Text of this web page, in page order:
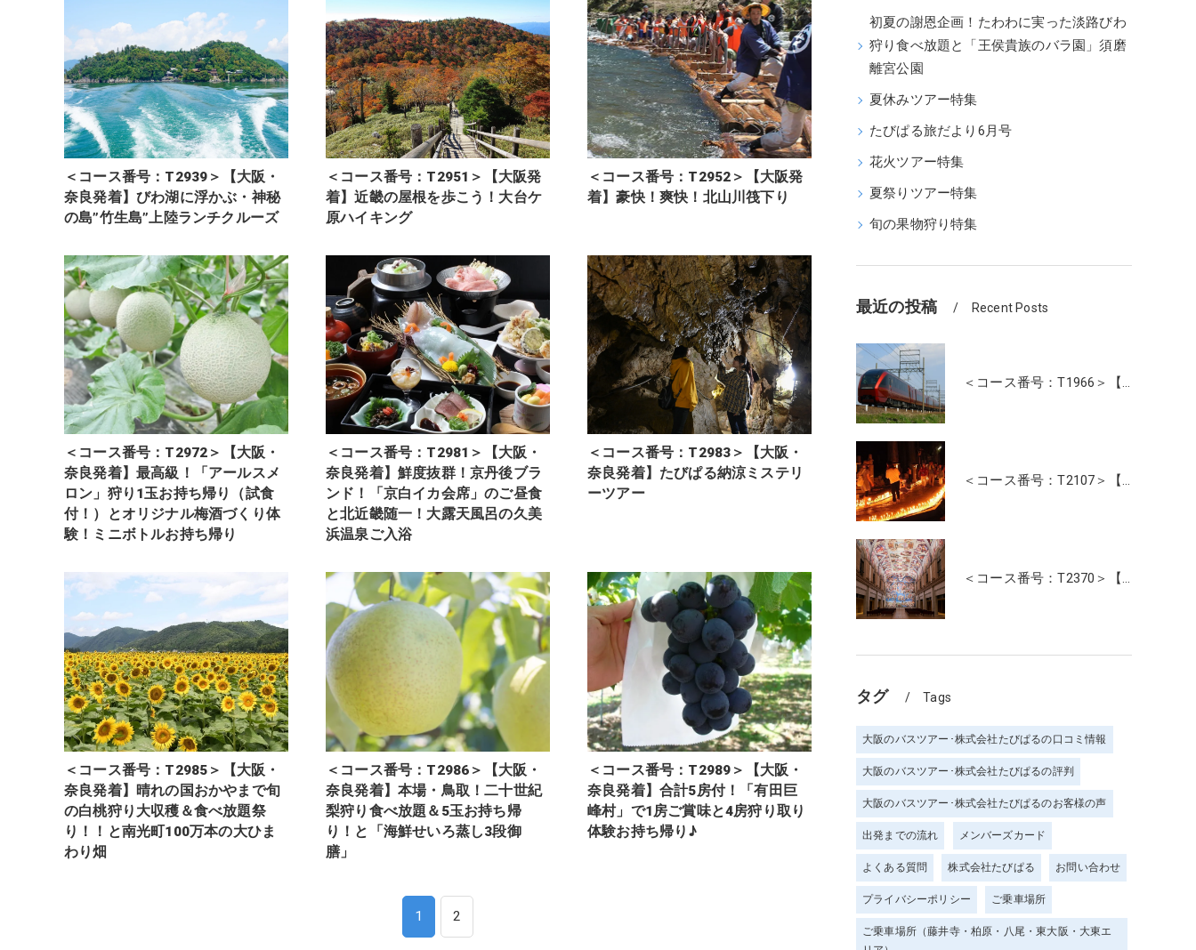
＜コース番号：T2939＞【大阪・
奈良発着】びわ湖に浮かぶ・神秘
の島”竹生島”上陸ランチクルーズ
＜コース番号：T2951＞【大阪発
着】近畿の屋根を歩こう！大台ケ
原ハイキング
＜コース番号：T2952＞【大阪発
着】豪快！爽快！北山川筏下り
＜コース番号：T2972＞【大阪・
奈良発着】最高級！「アールスメ
ロン」狩り1玉お持ち帰り（試食
付！）とオリジナル梅酒づくり体
験！ミニボトルお持ち帰り
＜コース番号：T2981＞【大阪・
奈良発着】鮮度抜群！京丹後ブラ
ンド！「京白イカ会席」のご昼食
と北近畿随一！大露天風呂の久美
浜温泉ご入浴
＜コース番号：T2983＞【大阪・
奈良発着】たびぱる納涼ミステリ
ーツアー
＜コース番号：T2985＞【大阪・
奈良発着】晴れの国おかやまで旬
の白桃狩り大収穫＆食べ放題祭
り！！と南光町100万本の大ひま
わり畑
＜コース番号：T2986＞【大阪・
奈良発着】本場・鳥取！二十世紀
梨狩り食べ放題＆5玉お持ち帰
り！と「海鮮せいろ蒸し3段御
膳」
＜コース番号：T2989＞【大阪・
奈良発着】合計5房付！「有田巨
峰村」で1房ご賞味と4房狩り取り
体験お持ち帰り♪
1 2
初夏の謝恩企画！たわわに実った淡路びわ
狩り食べ放題と「王侯貴族のバラ園」須磨
離宮公園
夏休みツアー特集
たびぱる旅だより6月号
花火ツアー特集
夏祭りツアー特集
旬の果物狩り特集
最近の投稿 Recent Posts
＜コース番号：T1966＞【大阪・奈良発着】近鉄特急！最新特急「ひのとり」＆人気の観光特急「しまかぜ」に乗って！伊勢神宮・おかげ横丁たっぷり約4時間滞在！日帰り
＜コース番号：T2107＞【大阪・奈良発着】高野山夏の風物詩 幻想的な光の灯路「高野山ろうそく祭り」と「壇上伽藍」ご参拝
＜コース番号：T2370＞【大阪・奈良発着】たっぷり3時間滞在！名画の記念写真が撮れる美術館！「大塚国際美術館」
タグ Tags
大阪のバスツアー･株式会社たびぱるの口コミ情報
大阪のバスツアー･株式会社たびぱるの評判
大阪のバスツアー･株式会社たびぱるのお客様の声
出発までの流れ メンバーズカード
よくある質問 株式会社たびぱる お問い合わせ
プライバシーポリシー ご乗車場所
ご乗車場所（藤井寺・柏原・八尾・東大阪・大東エ